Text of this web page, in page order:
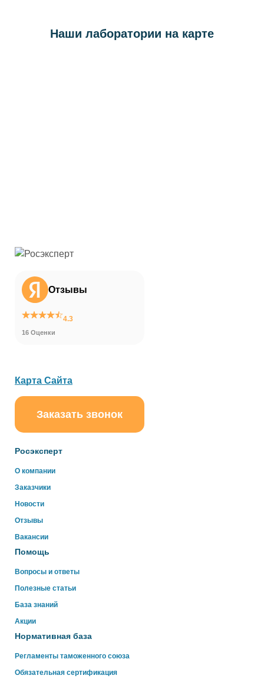
Наши лаборатории на карте
Отзывы
4.3
16 Оценки
Росэксперт
О компании
Заказчики
Новости
Отзывы
Вакансии
Помощь
Вопросы и ответы
Полезные статьи
База знаний
Акции
Нормативная база
Регламенты таможенного союза
Обязательная сертификация
Карта Сайта
Заказать звонок
online
Здравствуйте!
Свяжитесь с нами через WhatsApp нажав на кнопку
WhatsApp